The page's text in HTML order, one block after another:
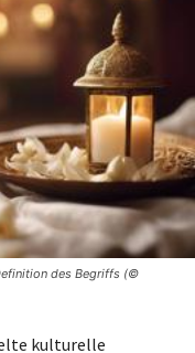
des Begriffs (©
kulturelle